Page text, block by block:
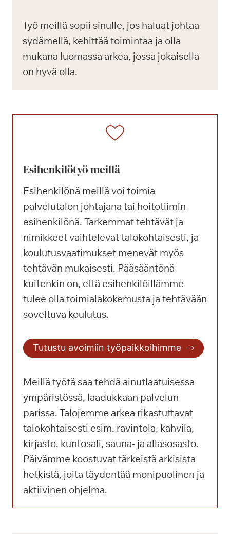
Työ meillä sopii sinulle, jos haluat johtaa
sydämellä, kehittää toimintaa ja olla
mukana luomassa arkea, jossa jokaisella
on hyvä olla.
Esihenkilötyö meillä
Esihenkilönä meillä voi toimia
palvelutalon johtajana tai hoitotiimin
esihenkilönä. Tarkemmat tehtävät ja
nimikkeet vaihtelevat talokohtaisesti, ja
koulutusvaatimukset menevät myös
tehtävän mukaisesti. Pääsääntönä
kuitenkin on, että esihenkilöillämme
tulee olla toimialakokemusta ja tehtävään
soveltuva koulutus.
Tutustu avoimiin työpaikkoihimme
Meillä työtä saa tehdä ainutlaatuisessa
ympäristössä, laadukkaan palvelun
parissa. Talojemme arkea rikastuttavat
talokohtaisesti esim. ravintola, kahvila,
kirjasto, kuntosali, sauna- ja allasosasto.
Päivämme koostuvat tärkeistä arkisista
hetkistä, joita täydentää monipuolinen ja
aktiivinen ohjelma.